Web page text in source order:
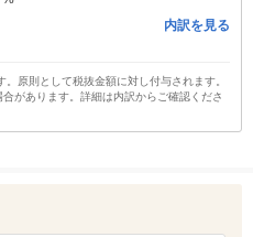
内訳を見る
原則として税抜金額に対し付与されます。
があります。詳細は内訳からご確認くださ